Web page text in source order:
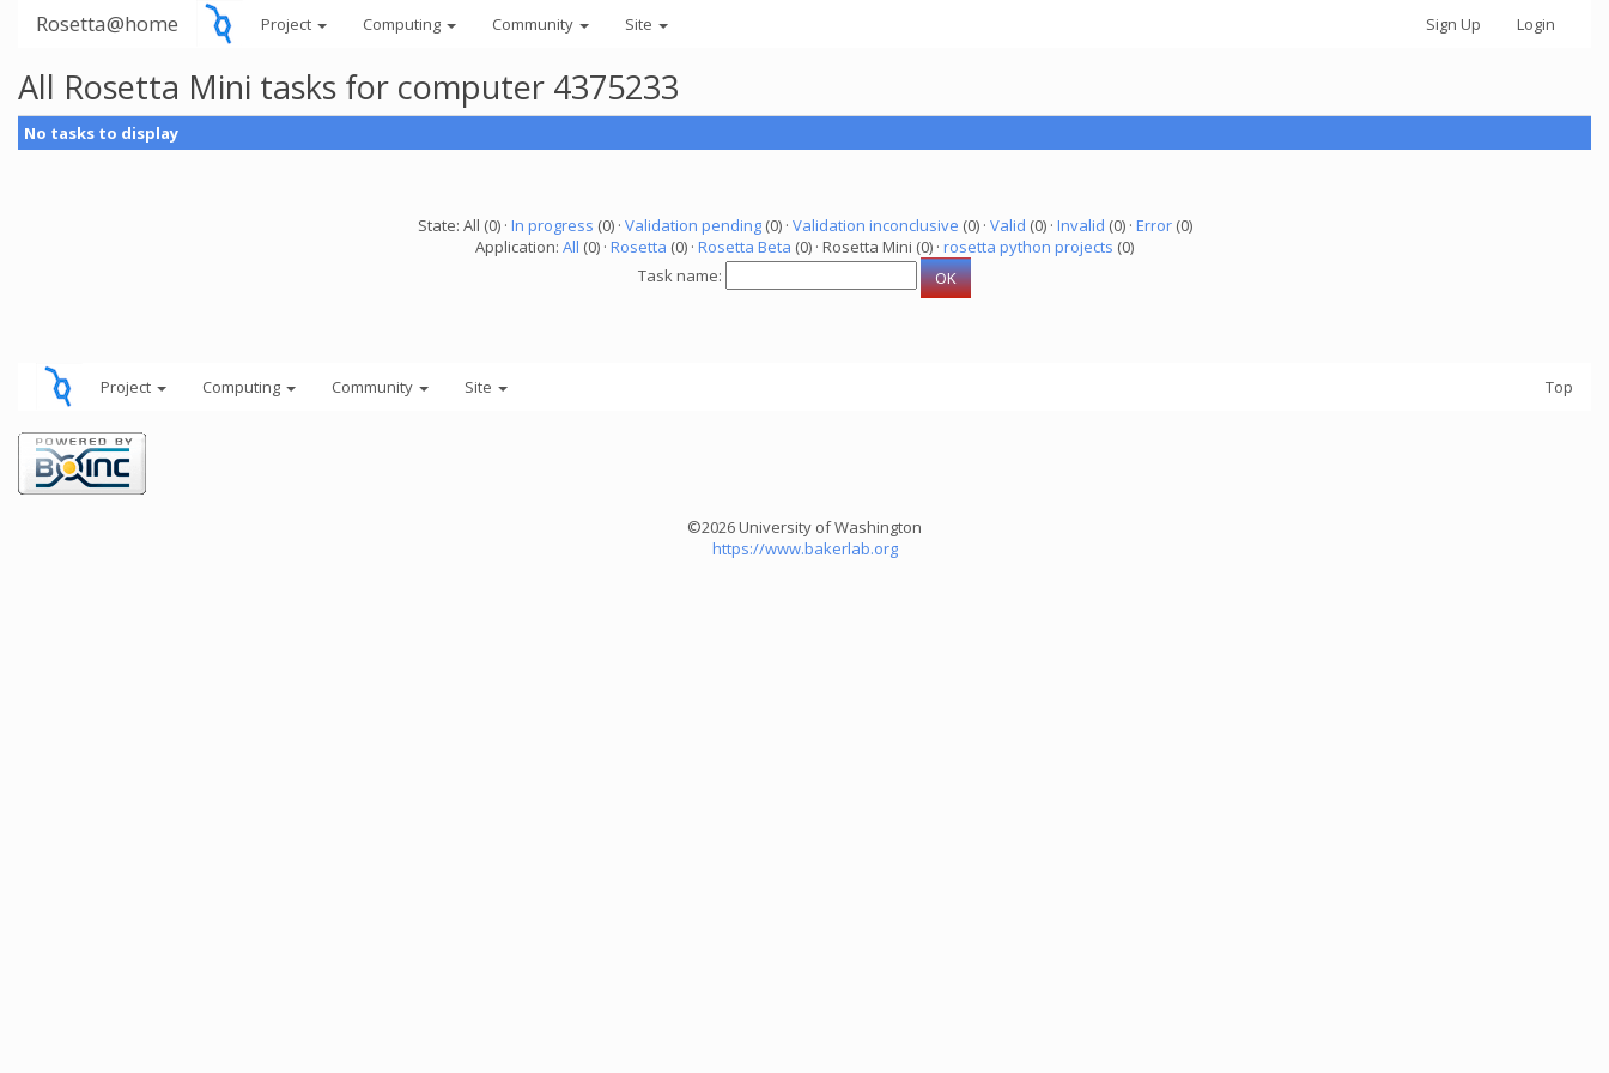
Rosetta@home Project Computing Community Site Sign Up Login
All Rosetta Mini tasks for computer 4375233
No tasks to display
State: All (0) · In progress (0) · Validation pending(0) · Validation inconclusive (0) · Valid (0) · Invalid (0) · Error(0)
Application: All (0) · Rosetta (0) · Rosetta Beta (0) · Rosetta Mini (0) · rosetta python projects (0)
Task name:
Project Computing Community Site Top
©2026 University of Washington
https://www.bakerlab.org